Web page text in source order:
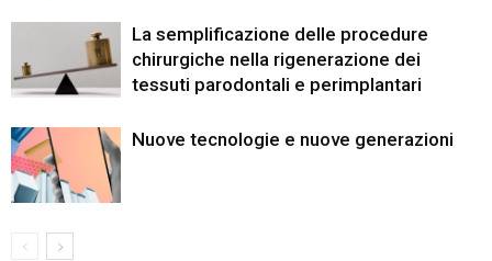
La semplificazione delle procedure
chirurgiche nella rigenerazione dei
tessuti parodontali e perimplantari
Nuove tecnologie e nuove generazioni